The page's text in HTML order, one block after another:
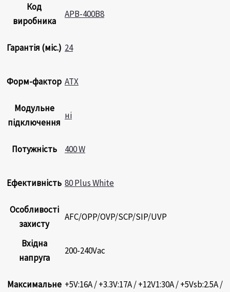
Код
виробника
APB-400B8
Гарантія (міс.) 24
Форм-фактор ATX
Модульне
підключення
ні
Потужність 400 W
Ефективність 80 Plus White
Особливості
захисту
AFC/OPP/OVP/SCP/SIP/UVP
Вхідна
напруга
200-240Vac
Максимальне +5V:16А / +3.3V:17А / +12V1:30А / +5Vsb:2.5A /